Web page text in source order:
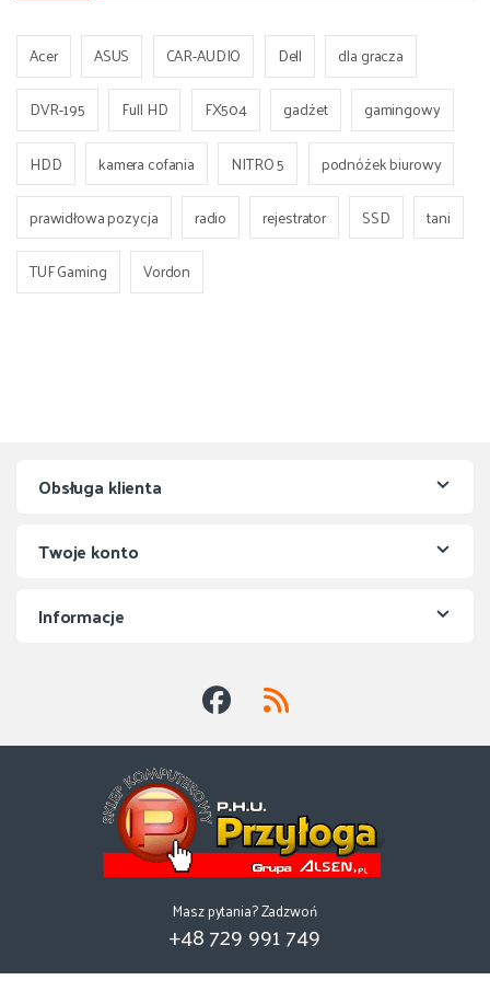
Acer ASUS CAR-AUDIO Dell
dla gracza
DVR-195
Full HD FX504 gadżet
gamingowy
HDD
kamera cofania NITRO 5
podnóżek biurowy
prawidłowa pozycja
radio rejestrator SSD
tani
TUF Gaming
Vordon
Obsługa klienta
Twoje konto
Informacje
Masz pytania? Zadzwoń
+48 729 991 749